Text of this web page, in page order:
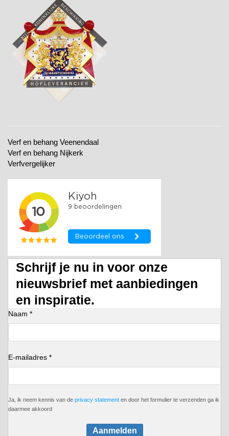
Verf en behang Veenendaal
Verf en behang Nijkerk
Verfvergelijker
Schrijf je nu in voor onze
nieuwsbrief met aanbiedingen
en inspiratie.
Naam *
E-mailadres *
Ja, ik neem kennis van de privacy statement en door het formulier te verzenden ga ik
daarmee akkoord
Aanmelden